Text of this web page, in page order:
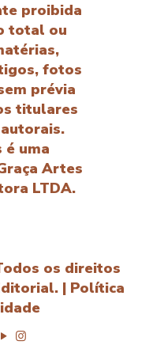
proibida
total ou
fotos
prévia
titulares
é uma
Artes
LTDA.
os direitos
| Política